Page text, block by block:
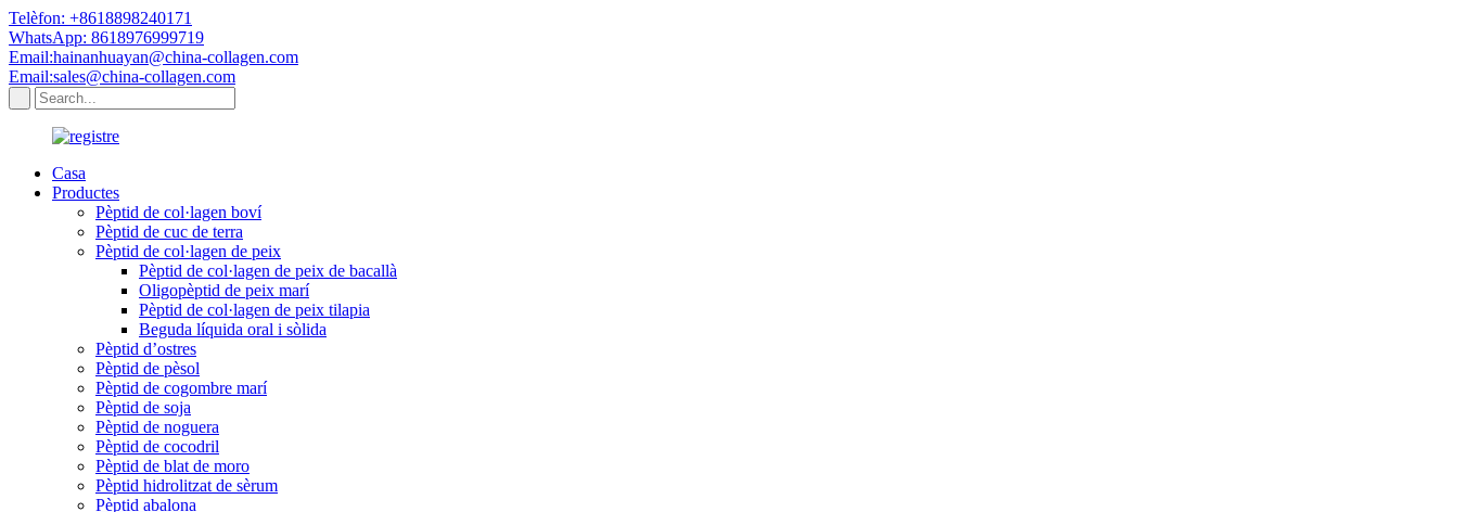
Telèfon: +8618898240171
WhatsApp: 8618976999719
Email:hainanhuayan@china-collagen.com
Email:sales@china-collagen.com
Casa
Productes
Pèptid de col·lagen boví
Pèptid de cuc de terra
Pèptid de col·lagen de peix
Pèptid de col·lagen de peix de bacallà
Oligopèptid de peix marí
Pèptid de col·lagen de peix tilapia
Beguda líquida oral i sòlida
Pèptid d’ostres
Pèptid de pèsol
Pèptid de cogombre marí
Pèptid de soja
Pèptid de noguera
Pèptid de cocodril
Pèptid de blat de moro
Pèptid hidrolitzat de sèrum
Pèptid abalona